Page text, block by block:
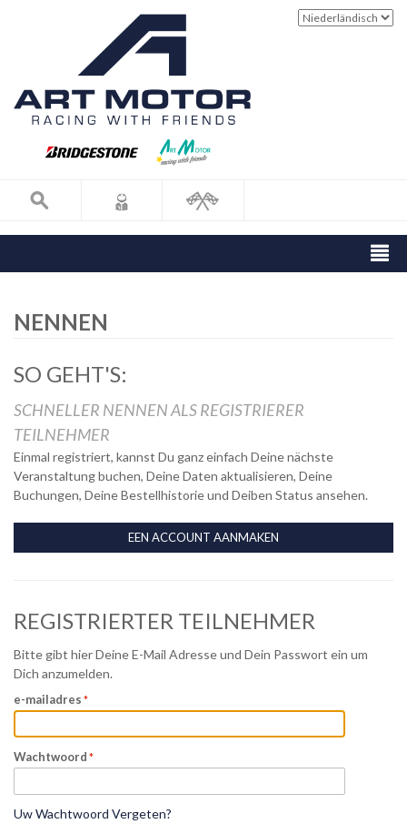
NENNEN
SO GEHT'S:
SCHNELLER NENNEN ALS REGISTRIERER
TEILNEHMER
Einmal registriert, kannst Du ganz einfach Deine nächste
Veranstaltung buchen, Deine Daten aktualisieren, Deine
Buchungen, Deine Bestellhistorie und Deiben Status ansehen.
EEN ACCOUNT AANMAKEN
REGISTRIERTER TEILNEHMER
Bitte gibt hier Deine E-Mail Adresse und Dein Passwort ein um
Dich anzumelden.
e-mailadres
Wachtwoord
Uw Wachtwoord Vergeten?